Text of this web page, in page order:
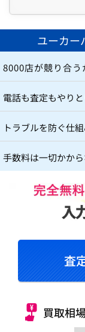
ユーカー
8000店が競り合う
電話も査定もやり
トラブルを防ぐ仕
手数料は一切かか
査
買取相